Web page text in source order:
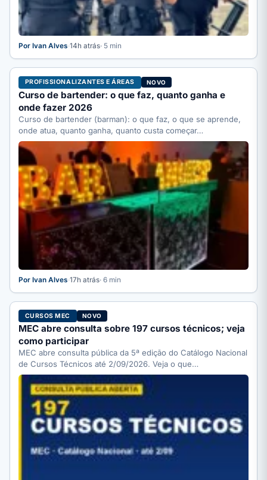
Por Ivan Alves·14h atrás· 5 min
PROFISSIONALIZANTES E ÁREAS NOVO
Curso de bartender: o que faz, quanto ganha e
onde fazer 2026
Curso de bartender (barman): o que faz, o que se aprende,
onde atua, quanto ganha, quanto custa começar…
Por Ivan Alves·17h atrás· 6 min
CURSOS MEC NOVO
MEC abre consulta sobre 197 cursos técnicos; veja
como participar
MEC abre consulta pública da 5ª edição do Catálogo Nacional
de Cursos Técnicos até 2/09/2026. Veja o que…